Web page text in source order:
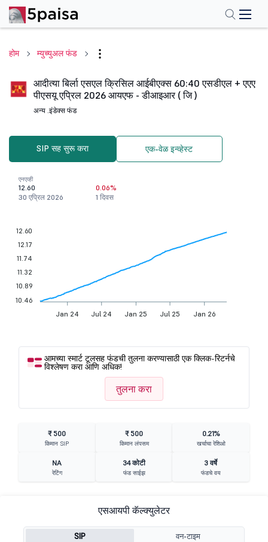
होम म्युच्युअल फंड
आदीत्या बिर्ला एसएल क्रिसिल आईबीएक्स 60:40 एसडीएल + एएए
पीएसयू एप्रिल 2026 आयएफ - डीआइआर ( जि )
अन्य .इंडेक्स फंड
SIP सह सुरू करा एक-वेळ इन्व्हेस्ट
एनएव्ही
12.60
30 एप्रिल 2026
0.06%
1 दिवस
Jan 24 Jul 24 Jan 25 Jul 25 Jan 26
12.60
12.17
11.74
11.32
10.89
10.46
आमच्या स्मार्ट टूलसह फंडची तुलना करण्यासाठी एक क्लिक-रिटर्नचे
विश्लेषण करा आणि अधिक!
तुलना करा
₹ 500
किमान SIP
₹ 500
किमान लंपसम
0.21%
खर्चाचा रेशिओ
NA
रेटिंग
34 कोटी
फंड साईझ
3 वर्षे
फंडचे वय
एसआयपी कॅल्क्युलेटर
SIP वन-टाइम